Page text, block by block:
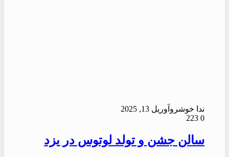
ندا خوشرو آوریل 13, 2025
0
سالن جشن و تولد لوتوس در یزد